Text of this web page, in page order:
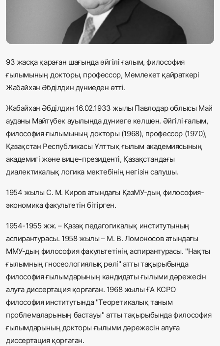
Әлем
Журналистік зерттеу
Қазақ тілі
93 жасқа қараған шағында әйгілі ғалым, философия
ғылымының докторы, профессор, Мемлекет қайраткері
Жабайхан Әбділдин дүниеден өтті.
Жабайхан Әбділдин 16.02.1933 жылы Павлодар облысы Май
ауданы Майтүбек ауылында дүниеге келшен. Әйгілі ғалым,
философия ғылымының докторы (1968), профессор (1970),
Қазақстан Республикасы Ұлттық ғылым академиясының
академигі және вице-президенті, Қазақстандағы
диалектикалық логика мектебінің негізін салушы.
1954 жылы С. М. Киров атындағы ҚазМУ-дың философия-
экономика факультетін бітірген.
1954-1955 жж. – Қазақ педагогикалық институтының
аспирантурасы. 1958 жылы – М. В. Ломоносов атындағы
ММУ-дың философия факультетінің аспирантурасы. "Нақты
ғылымның гносеологиялық рөлі" атты тақырыбында
философия ғылымдарының кандидаты ғылыми дәрежесін
алуға диссертация қорғаған. 1968 жылы ҒА КСРО
философия институтында "Теоретикалық таным
проблемаларының бастауы" атты тақырыбында философия
ғылымдарының докторы ғылыми дәрежесін алуға
диссертация қорғаған.